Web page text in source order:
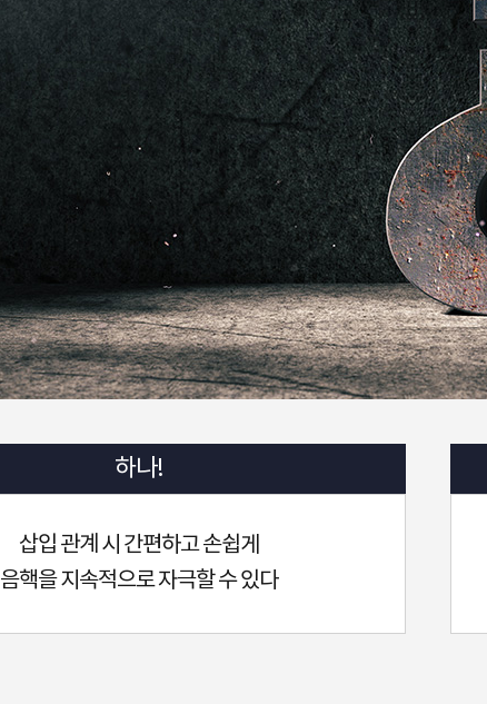
하나!
삽입 관계 시 간편하고 손쉽게
음핵을 지속적으로 자극할 수 있다